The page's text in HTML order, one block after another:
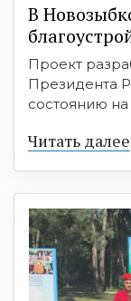
В
Проект
Президента
состоянию на
Читать далее